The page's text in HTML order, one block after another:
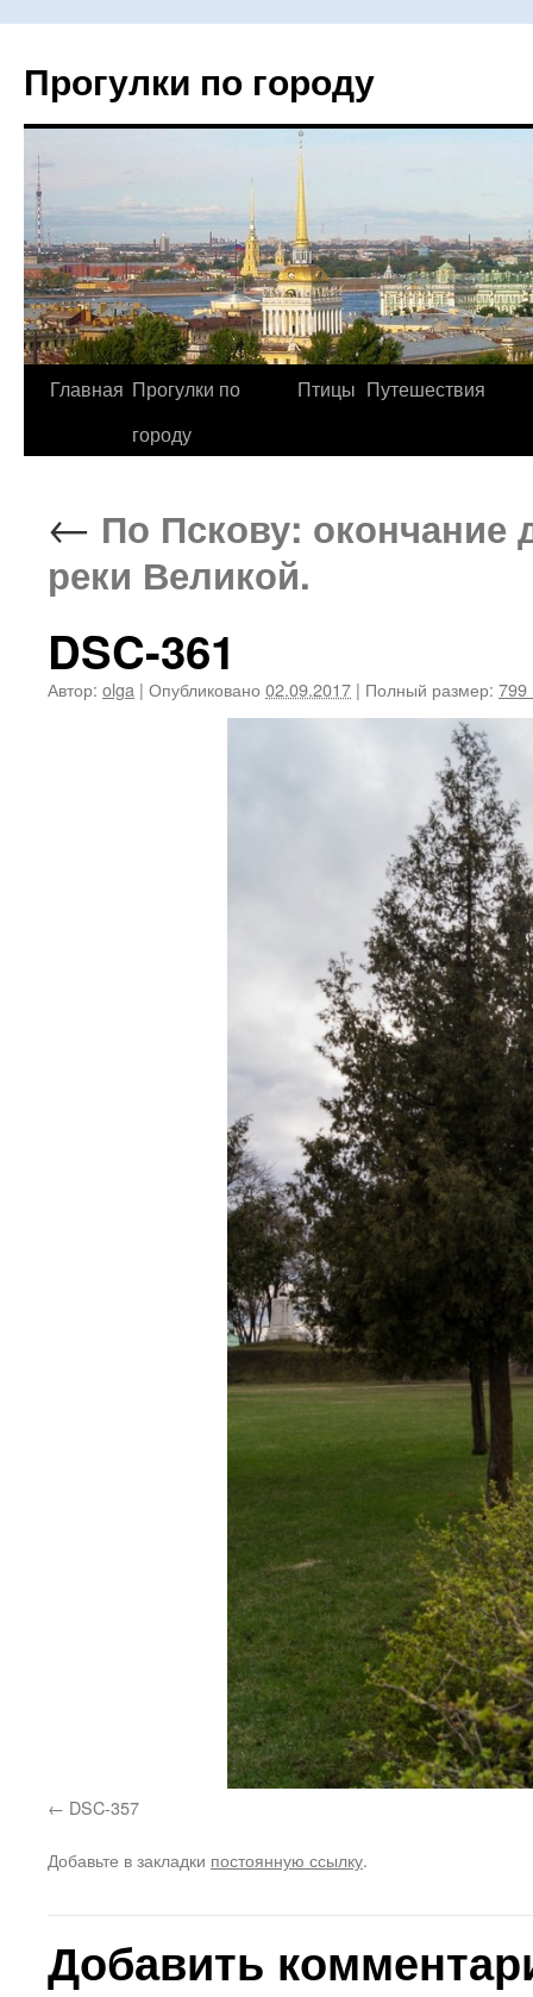
Прогулки по городу
Перейти
Главная Прогулки по
городу
Птицы Путешествия
← По Пскову: окончание
реки Великой.
DSC-361
Автор: olga | Опубликовано 02.09.2017 | Полный размер: 799
DSC-357
Добавьте в закладки постоянную ссылку.
Добавить